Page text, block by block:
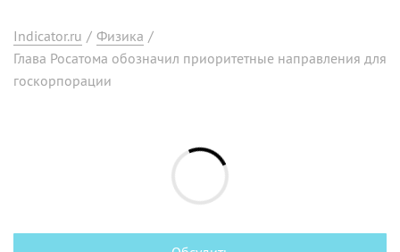
Indicator.ru / Физика /
Глава Росатома обозначил приоритетные направления для
госкорпорации